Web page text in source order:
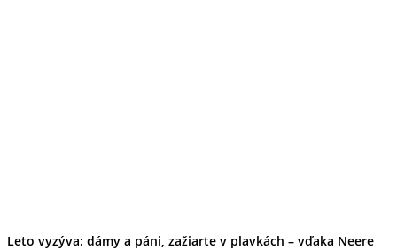
Leto vyzýva: dámy a páni, zažiarte v plavkách – vďaka Neere